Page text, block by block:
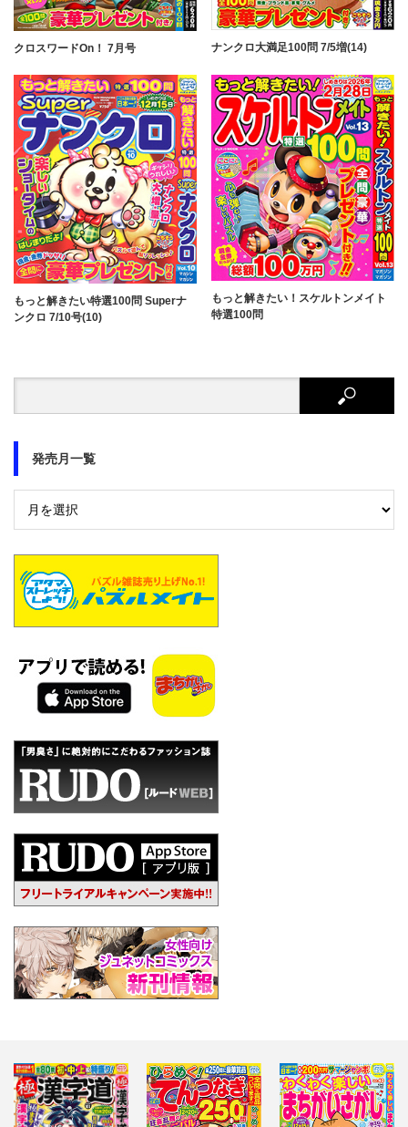
クロスワードOn！ 7月号 ナンクロ大満足100問 7/5増(14)
もっと解きたい特選100問 Superナ
ンクロ 7/10号(10)
もっと解きたい！スケルトンメイト
特選100問
発売月一覧